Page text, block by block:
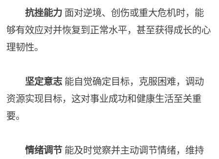
抗挫能力 面对逆境、创伤或重大危机时，能
够有效应对并恢复到正常水平，甚至获得成长的心
理韧性。
坚定意志能自觉确定目标，克服困难，调动
资源实现目标，这对事业成功和健康生活至关重
要。
情绪调节能及时觉察并主动调节情绪，维持